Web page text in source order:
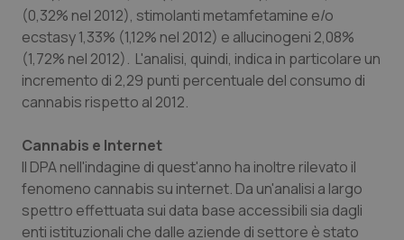
(0,32% nel 2012), stimolanti metamfetamine e/o
ecstasy 1,33% (1,12% nel 2012) e allucinogeni 2,08%
(1,72% nel 2012). L'analisi, quindi, indica in particolare un
incremento di 2,29 punti percentuale del consumo di
cannabis rispetto al 2012.
Cannabis e Internet
Il DPA nell'indagine di quest'anno ha inoltre rilevato il
fenomeno cannabis su internet. Da un'analisi a largo
spettro effettuata sui data base accessibili sia dagli
enti istituzionali che dalle aziende di settore è stato